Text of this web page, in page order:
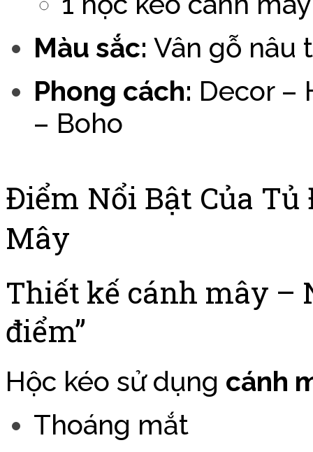
Màu sắc: Vân gỗ nâu
Phong cách: Decor –
– Boho
Điểm Nổi Bật Của Tủ
Mây
Thiết kế cánh mây –
điểm”
Hộc kéo sử dụng cánh
Thoáng mắt